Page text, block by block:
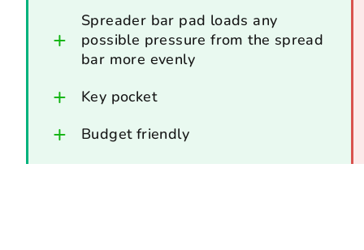
Spreader bar pad loads any
possible pressure from the spread
bar more evenly
Key pocket
Budget friendly